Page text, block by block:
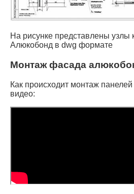
На рисунке представлены узлы
Алюкобонд в dwg формате
Монтаж фасада
Как происходит монтаж
видео: